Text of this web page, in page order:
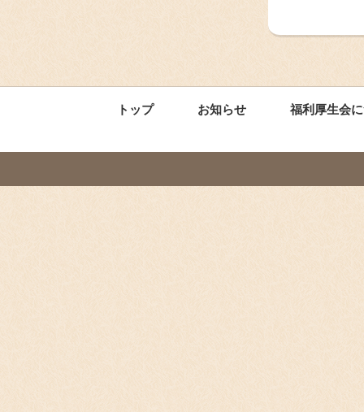
トップ お知らせ 福利厚生会